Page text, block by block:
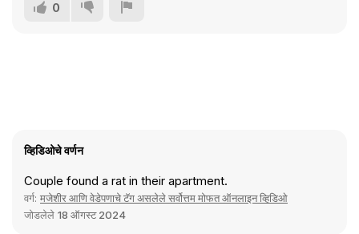
0
व्हिडिओचे वर्णन
Couple found a rat in their apartment.
वर्ग: मजेशीर आणि वेडेपणाचे टॅग असलेले सर्वोत्तम मोफत ऑनलाइन व्हिडिओ
जोडलेले 18 ऑगस्ट 2024